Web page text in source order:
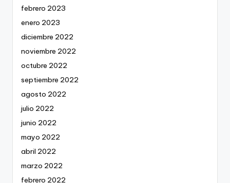
febrero 2023
enero 2023
diciembre 2022
noviembre 2022
octubre 2022
septiembre 2022
agosto 2022
julio 2022
junio 2022
mayo 2022
abril 2022
marzo 2022
febrero 2022